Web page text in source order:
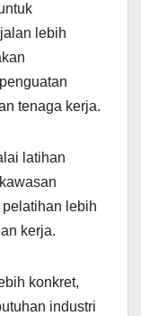
lebih
tenaga kerja.
latihan
lebih
kerja.
konkret,
industri